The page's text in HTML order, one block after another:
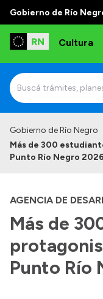
Gobierno de Río
Cultura
Institucional
Autoridades
Delegaciones
Normativa
Gobierno de Río Negro
Más de 300
Punto Río Negro 2026
AGENCIA DE
Más de
Punto Río